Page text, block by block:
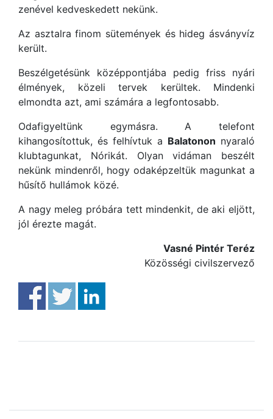
zenével kedveskedett nekünk.
Az asztalra finom sütemények és hideg ásványvíz
került.
Beszélgetésünk középpontjába pedig friss nyári
élmények, közeli tervek kerültek. Mindenki
elmondta azt, ami számára a legfontosabb.
Odafigyeltünk egymásra. A telefont
kihangosítottuk, és felhívtuk a Balatonon nyaraló
klubtagunkat, Nórikát. Olyan vidáman beszélt
nekünk mindenről, hogy odaképzeltük magunkat a
hűsítő hullámok közé.
A nagy meleg próbára tett mindenkit, de aki eljött,
jól érezte magát.
Vasné Pintér Teréz
Közösségi civilszervező